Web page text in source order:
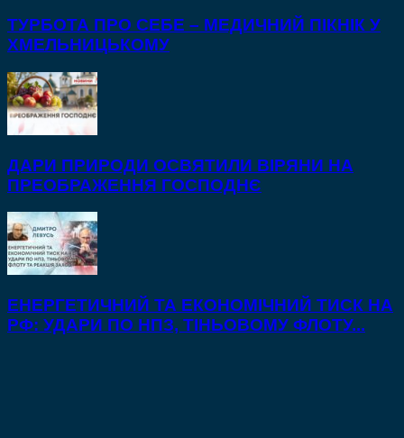
ТУРБОТА ПРО СЕБЕ – МЕДИЧНИЙ ПІКНІК У
ХМЕЛЬНИЦЬКОМУ
ДАРИ ПРИРОДИ ОСВЯТИЛИ ВІРЯНИ НА
ПРЕОБРАЖЕННЯ ГОСПОДНЄ
ЕНЕРГЕТИЧНИЙ ТА ЕКОНОМІЧНИЙ ТИСК НА
РФ: УДАРИ ПО НПЗ, ТІНЬОВОМУ ФЛОТУ...